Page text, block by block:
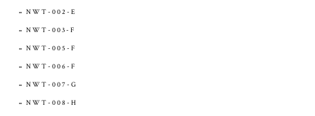
NWT-002-E
NWT-003-F
NWT-005-F
NWT-006-F
NWT-007-G
NWT-008-H